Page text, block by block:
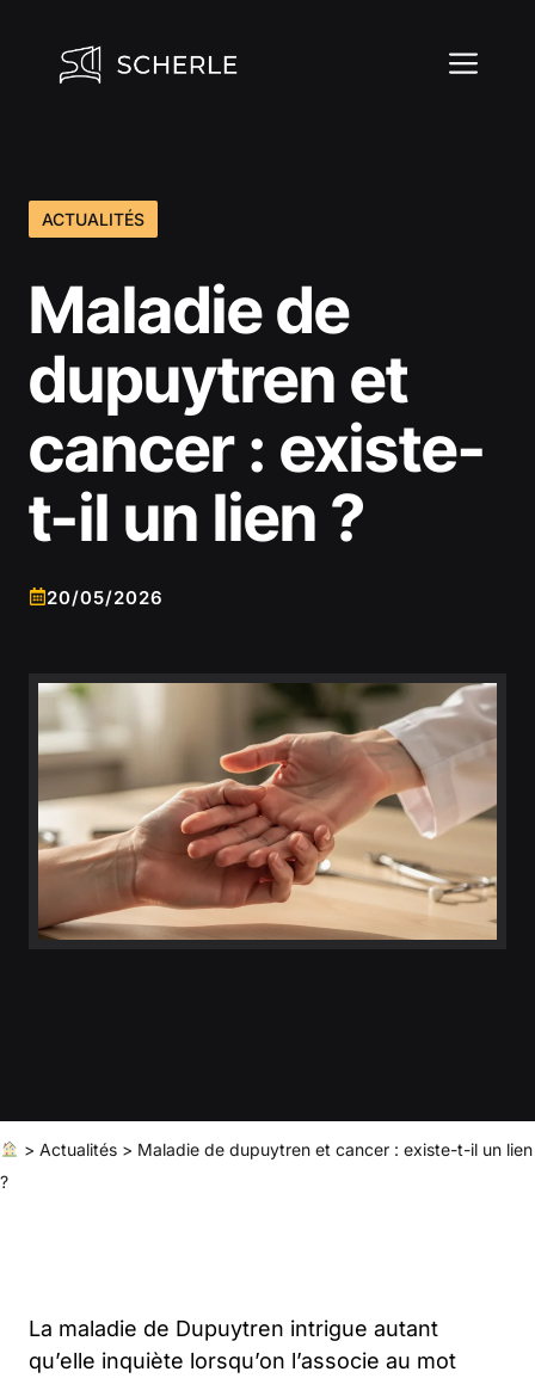
contenu
ACTUALITÉS
Maladie de
dupuytren et
cancer : existe-
t-il un lien ?
20/05/2026
> Actualités> Maladie de dupuytren et cancer : existe-t-il un lien
?
La maladie de Dupuytren intrigue autant
qu’elle inquiète lorsqu’on l’associe au mot